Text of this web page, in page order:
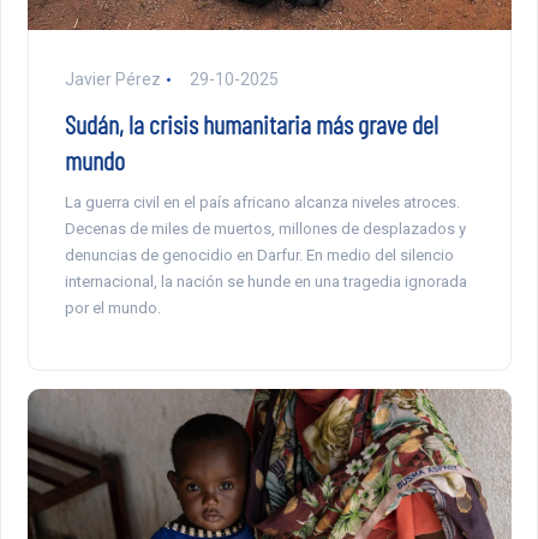
Javier Pérez 29-10-2025
Sudán, la crisis humanitaria más grave del
mundo
La guerra civil en el país africano alcanza niveles atroces.
Decenas de miles de muertos, millones de desplazados y
denuncias de genocidio en Darfur. En medio del silencio
internacional, la nación se hunde en una tragedia ignorada
por el mundo.